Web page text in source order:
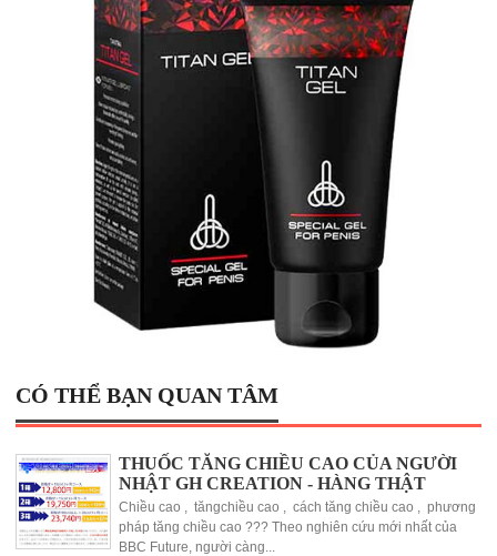
CÓ THỂ BẠN QUAN TÂM
THUỐC TĂNG CHIỀU CAO CỦA NGƯỜI
NHẬT GH CREATION - HÀNG THẬT
Chiều cao , tăngchiều cao , cách tăng chiều cao , phương
pháp tăng chiều cao ??? Theo nghiên cứu mới nhất của
BBC Future, người càng...